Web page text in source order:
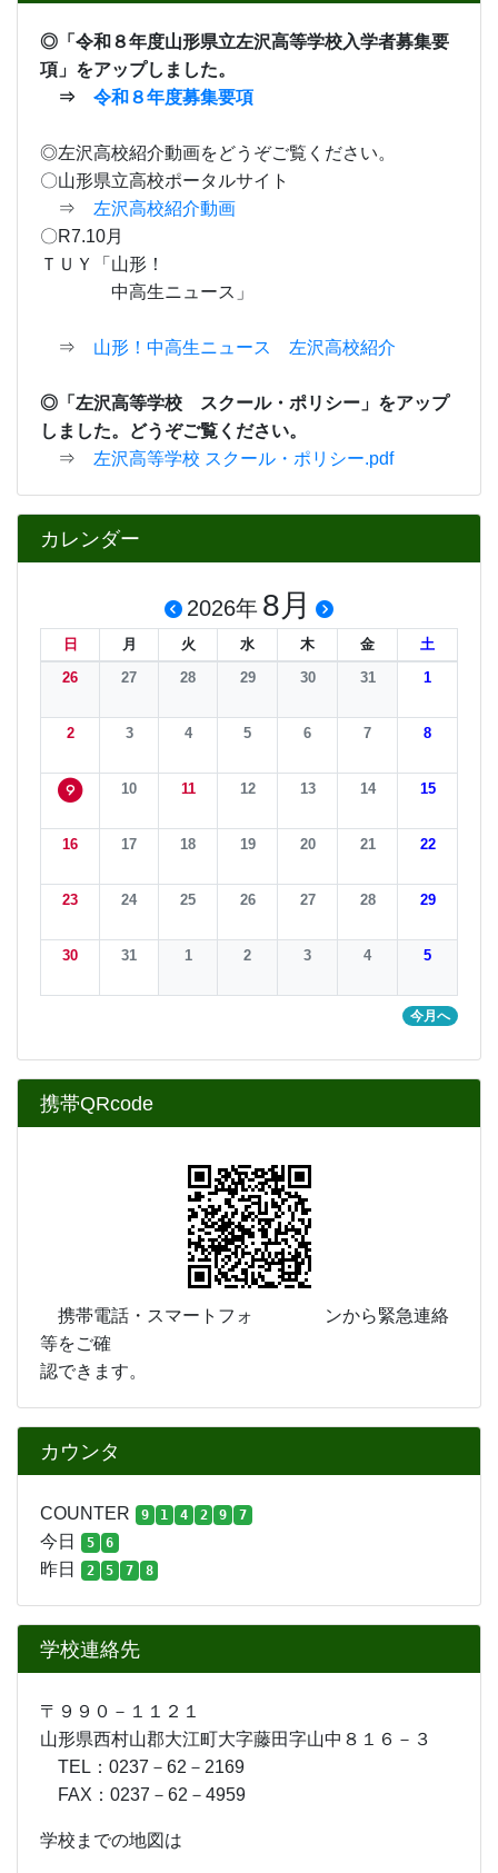
◎「 令和８年度山形県立左沢高等学校入学者募集要
項」 をアップしました。
⇒ 令和８年度募集要項
◎左沢高校紹介動画をどうぞご覧ください。
〇山形県立高校ポータルサイト
⇒ 左沢高校紹介動画
〇R7.10月
ＴＵＹ「山形！
中高生ニュース」
⇒ 山形！中高生ニュース 左沢高校紹介
◎「左沢高等学校 スクール・ポリシー」をアップ
しました。どうぞご覧ください。
⇒ 左沢高等学校 スクール・ポリシー.pdf
カレンダー
2026年 8月
日 月 火 水 木 金
土
26
27 28 29 30 31 1
2 3 4 5 6 7 8
9 10 11 12 13 14 15
16 17 18 19 20 21 22
23 24 25 26 27 28 29
30 31 1 2 3 4 5
今月へ
携帯QRcode
携帯電話・スマートフォ ンから緊急連絡
等をご確
認できます。
カウンタ
COUNTER 9 1 4 2 9 7
今日 5 6
昨日 2 5 7 8
学校連絡先
〒９９０－１１２１
山形県西村山郡大江町大字藤田字山中８１６－３
TEL：0237－62－2169
FAX：0237－62－4959
学校までの地図は